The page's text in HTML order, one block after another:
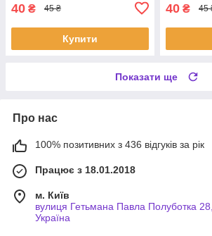
40 ₴ 45 ₴
Купити
40 ₴ 45
Показати ще
Про нас
100% позитивних з 436 відгуків за рік
Працює з 18.01.2018
м. Київ
вулиця Гетьмана Павла Полуботка
Україна